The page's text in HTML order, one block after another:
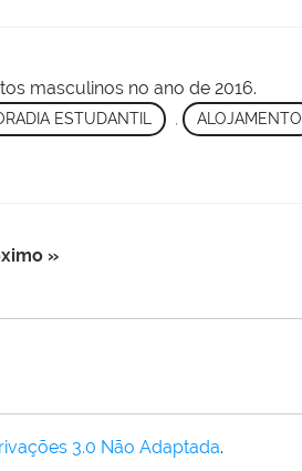
masculinos no ano de 2016.
ESTUDANTIL , ALOJAMENTO
»
3.0 Não Adaptada.